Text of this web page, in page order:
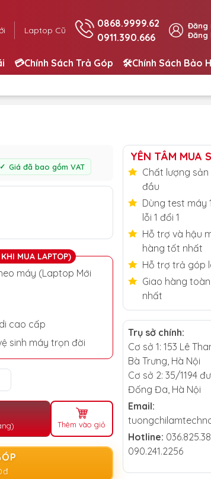
Laptop Cũ
0868.9999.62
0911.390.666
Đăng
Đăng
💳Chính Sách Trả Góp 🛠️Chính Sách Bảo
Giá đã bao gồm VAT
MUA LAPTOP)
máy (Laptop Mới
cao cấp
sinh máy trọn đời
Thêm vào giỏ
YÊN TÂM MUA
Chất lượng
đầu
Dùng test máy
lỗi 1 đổi 1
Hỗ trợ và hậu
hàng tốt nhất
Hỗ trợ trả góp
Giao hàng
nhất
Trụ sở chính:
Cơ sở 1: 153 Lê
Bà Trưng, Hà Nội
Cơ sở 2: 35/1194
Đống Đa, Hà Nội
Email:
Hotline:
090.241.2256